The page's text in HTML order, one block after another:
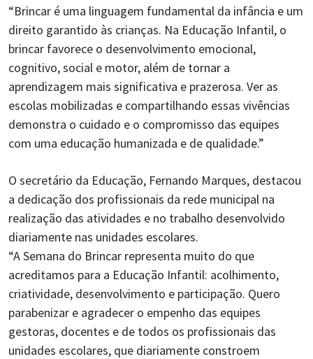
“Brincar é uma linguagem fundamental da infância e um
direito garantido às crianças. Na Educação Infantil, o
brincar favorece o desenvolvimento emocional,
cognitivo, social e motor, além de tornar a
aprendizagem mais significativa e prazerosa. Ver as
escolas mobilizadas e compartilhando essas vivências
demonstra o cuidado e o compromisso das equipes
com uma educação humanizada e de qualidade.”
O secretário da Educação, Fernando Marques, destacou
a dedicação dos profissionais da rede municipal na
realização das atividades e no trabalho desenvolvido
diariamente nas unidades escolares.
“A Semana do Brincar representa muito do que
acreditamos para a Educação Infantil: acolhimento,
criatividade, desenvolvimento e participação. Quero
parabenizar e agradecer o empenho das equipes
gestoras, docentes e de todos os profissionais das
unidades escolares, que diariamente constroem